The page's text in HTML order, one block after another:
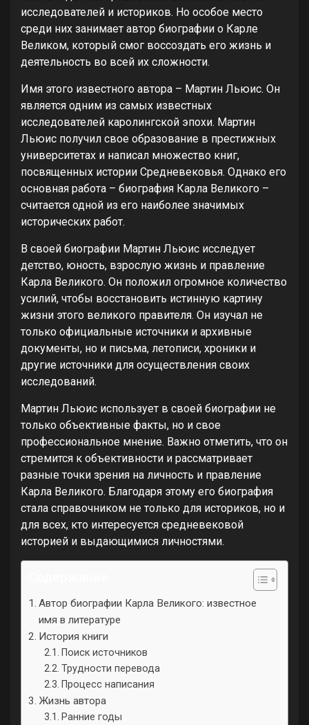
исследователей и историков. Но особое место
среди них занимает автор биографии о Карле
Великом, который смог воссоздать его жизнь и
деятельность во всей их сложности.
Имя этого известного автора – Мартин Льюис. Он
является одним из самых известных
исследователей каролингской эпохи. Мартин
Льюис получил свое образование в престижных
университетах и написал множество книг,
посвященных истории Средневековья. Однако его
основная работа – биография Карла Великого –
считается одной из его наиболее значимых
исторических работ.
В своей биографии Мартин Льюис исследует
детство, юность, взрослую жизнь и правление
Карла Великого. Он положил огромное количество
усилий, чтобы восстановить истинную картину
жизни этого великого правителя. Он изучал не
только официальные источники и архивные
документы, но и письма, летописи, хроники и
другие источники для осуществления своих
исследований.
Мартин Льюис использует в своей биографии не
только объективные факты, но и свое
профессиональное мнение. Важно отметить, что он
стремится к объективности и рассматривает
разные точки зрения на личность и правление
Карла Великого. Благодаря этому его биография
стала справочником не только для историков, но и
для всех, кто интересуется средневековой
историей и выдающимися личностями.
Автор биографии Карла Великого: известное
имя в литературе
История книги
Поиск источников
Трудности перевода
Процесс написания
Жизнь автора
Ранние годы